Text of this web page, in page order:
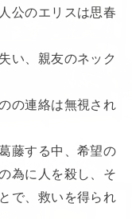
公のエリスは思春
い、親友のネック
の連絡は無視され
藤する中、希望の
為に人を殺し、そ
で、救いを得られ